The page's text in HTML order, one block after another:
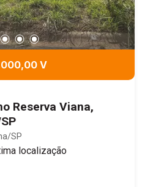
V
Reserva Viana,
SP
localização